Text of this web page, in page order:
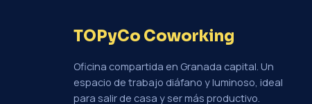
TOPyCo Coworking
Oficina compartida en Granada capital. Un
espacio de trabajo diáfano y luminoso, ideal
para salir de casa y ser más productivo.